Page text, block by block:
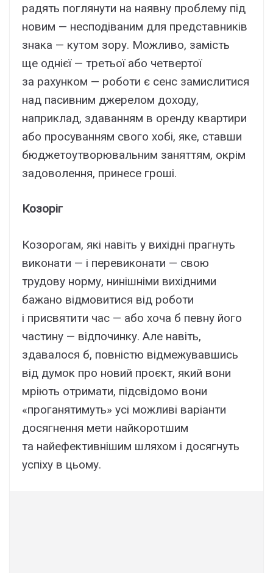
радять поглянути на наявну проблему під
новим — несподіваним для представників
знака — кутом зору. Можливо, замість
ще однієї — третьої або четвертої
за рахунком — роботи є сенс замислитися
над пасивним джерелом доходу,
наприклад, здаванням в оренду квартири
або просуванням свого хобі, яке, ставши
бюджетоутворювальним заняттям, окрім
задоволення, принесе гроші.
Козоріг
Козорогам, які навіть у вихідні прагнуть
виконати — і перевиконати — свою
трудову норму, нинішніми вихідними
бажано відмовитися від роботи
і присвятити час — або хоча б певну його
частину — відпочинку. Але навіть,
здавалося б, повністю відмежувавшись
від думок про новий проєкт, який вони
мріють отримати, підсвідомо вони
«проганятимуть» усі можливі варіанти
досягнення мети найкоротшим
та найефективнішим шляхом і досягнуть
успіху в цьому.